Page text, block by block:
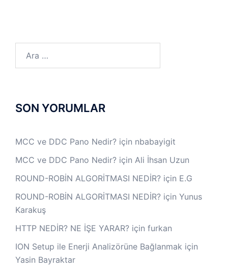
SON YORUMLAR
MCC ve DDC Pano Nedir? için nbabayigit
MCC ve DDC Pano Nedir? için Ali İhsan Uzun
ROUND-ROBİN ALGORİTMASI NEDİR? için E.G
ROUND-ROBİN ALGORİTMASI NEDİR? için Yunus
Karakuş
HTTP NEDİR? NE İŞE YARAR? için furkan
ION Setup ile Enerji Analizörüne Bağlanmak için
Yasin Bayraktar